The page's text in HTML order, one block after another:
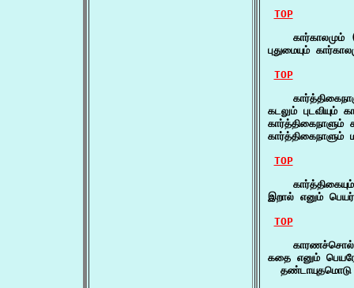
TOP
கார்காலமும்
புதுமையும்
TOP
கடலும்
கார்த்திகைநாளும்
TOP
இறால் எனும்
TOP
கதை எனும்
தண்டாயுதமொடு